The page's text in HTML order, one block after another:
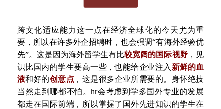
跨文化适应能力这一点在经济全球化的今天尤为重
要 ， 所以在许多外企招聘时 ， 也会强调“有海外经验优
先”。这是因为海外留学生有比较宽阔的国际视野， 见
识比国内的学生要高一些 ，也能给企业注入 新鲜的血
液和好的创意点 ， 这是很多企业所需要的。 身怀绝技
当然走到哪都不怕 。hr会考虑到学多国外专业的发展
都走在国际前端 ， 所以掌握了国外先进知识的学生在